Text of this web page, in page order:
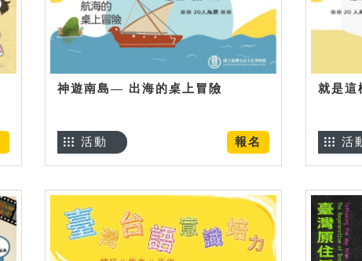
神遊南島— 出海的桌上冒險
報名
活動
就是這
活